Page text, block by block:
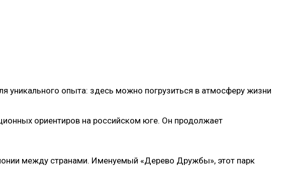
уникального опыта: здесь можно погрузиться в атмосферу жизни
ориентиров на российском юге. Он продолжает
между странами. Именуемый «Дерево Дружбы», этот парк